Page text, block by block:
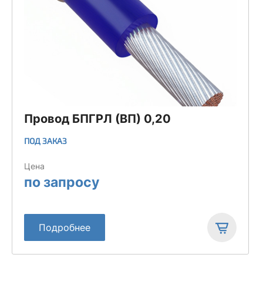
Провод БПГРЛ (ВП) 0,20
ПОД ЗАКАЗ
Цена
по запросу
Подробнее